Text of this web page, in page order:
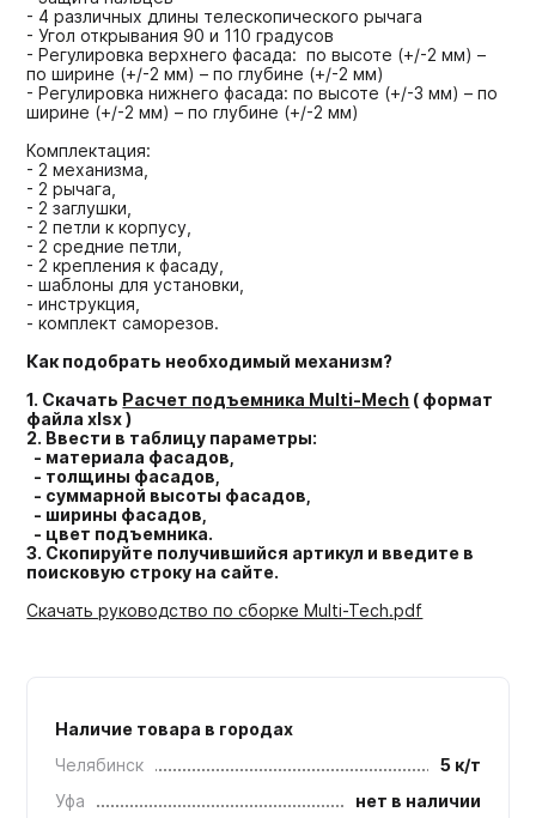
- 4 различных длины телескопического рычага
- Угол открывания 90 и 110 градусов
- Регулировка верхнего фасада: по высоте (+/-2 мм) –
по ширине (+/-2 мм) – по глубине (+/-2 мм)
- Регулировка нижнего фасада: по высоте (+/-3 мм) – по
ширине (+/-2 мм) – по глубине (+/-2 мм)
Комплектация:
- 2 механизма,
- 2 рычага,
- 2 заглушки,
- 2 петли к корпусу,
- 2 средние петли,
- 2 крепления к фасаду,
- шаблоны для установки,
- инструкция,
- комплект саморезов.
Как подобрать необходимый механизм?
1. Скачать Расчет подъемника Multi-Mech ( формат
файла xlsx )
2. Ввести в таблицу параметры:
- материала фасадов,
- толщины фасадов,
- суммарной высоты фасадов,
- ширины фасадов,
- цвет подъемника.
3. Скопируйте получившийся артикул и введите в
поисковую строку на сайте.
Скачать руководство по сборке Multi-Tech.pdf
Наличие товара в городах
Челябинск
5 к/т
Уфа
нет в наличии